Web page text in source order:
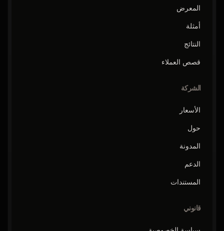
المعرض
أمثلة
النتائج
قصص العملاء
الشركة
الأسعار
حول
المدونة
الدعم
المستندات
قانوني